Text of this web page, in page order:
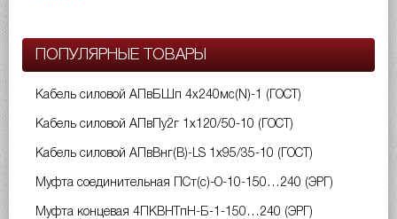
ПОПУЛЯРНЫЕ ТОВАРЫ
Кабель силовой АПвБШп 4х240мс(N)-1 (ГОСТ)
Кабель силовой АПвПу2г 1х120/50-10 (ГОСТ)
Кабель силовой АПвВнг(B)-LS 1х95/35-10 (ГОСТ)
Муфта соединительная ПСт(с)-О-10-150…240 (ЭРГ)
Муфта концевая 4ПКВНТпН-Б-1-150…240 (ЭРГ)